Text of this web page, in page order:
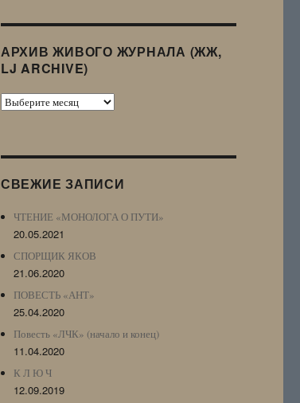
АРХИВ ЖИВОГО ЖУРНАЛА (ЖЖ,
LJ ARCHIVE)
Архив
Archive)
СВЕЖИЕ ЗАПИСИ
ЧТЕНИЕ «МОНОЛОГА О ПУТИ»
20.05.2021
СПОРЩИК ЯКОВ
21.06.2020
ПОВЕСТЬ «АНТ»
25.04.2020
Повесть «ЛЧК» (начало и конец)
11.04.2020
К Л Ю Ч
12.09.2019